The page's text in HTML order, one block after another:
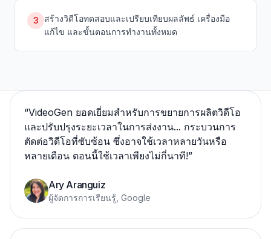
3
สร้างวิดีโอทดสอบและเปรียบเทียบผลลัพธ์ เครื่องมือ
แก้ไข และขั้นตอนการทำงานทั้งหมด
“VideoGen ยอดเยี่ยมสำหรับการขยายการผลิตวิดีโอ
และปรับปรุงระยะเวลาในการส่งงาน... กระบวนการ
ตัดต่อวิดีโอที่ซับซ้อน ซึ่งอาจใช้เวลาหลายวันหรือ
หลายเดือน ตอนนี้ใช้เวลาเพียงไม่กี่นาที!”
Ary Aranguiz
ผู้จัดการการเรียนรู้, Google